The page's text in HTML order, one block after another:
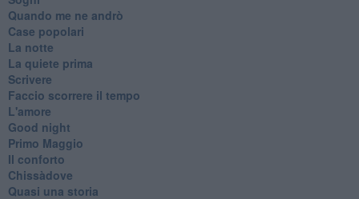
Quando me ne andrò
Case popolari
La notte
La quiete prima
Scrivere
Faccio scorrere il tempo
L'amore
Good night
Primo Maggio
Il conforto
Chissàdove
Quasi una storia